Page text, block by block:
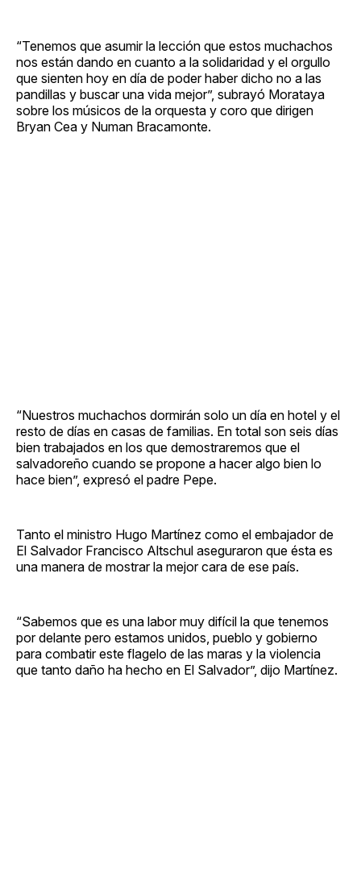
“Tenemos que asumir la lección que estos muchachos
nos están dando en cuanto a la solidaridad y el orgullo
que sienten hoy en día de poder haber dicho no a las
pandillas y buscar una vida mejor”, subrayó Morataya
sobre los músicos de la orquesta y coro que dirigen
Bryan Cea y Numan Bracamonte.
“Nuestros muchachos dormirán solo un día en hotel y el
resto de días en casas de familias. En total son seis días
bien trabajados en los que demostraremos que el
salvadoreño cuando se propone a hacer algo bien lo
hace bien”, expresó el padre Pepe.
Tanto el ministro Hugo Martínez como el embajador de
El Salvador Francisco Altschul aseguraron que ésta es
una manera de mostrar la mejor cara de ese país.
“Sabemos que es una labor muy difícil la que tenemos
por delante pero estamos unidos, pueblo y gobierno
para combatir este flagelo de las maras y la violencia
que tanto daño ha hecho en El Salvador”, dijo Martínez.